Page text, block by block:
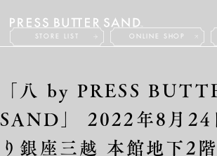
STORE LIST ONLINE SHOP
NEWS
FAQ
CONTACT
「八 by PRESS
SAND」 2022年8月24
り銀座三越 本館地下2